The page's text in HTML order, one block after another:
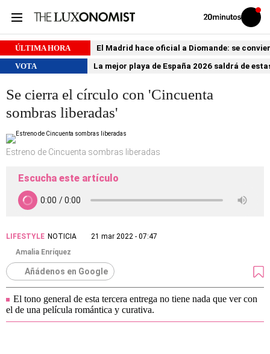
Volver
Iniciar
sesión
ÚLTIMA HORA
El Madrid hace oficial a Diomande: se
VOTA
La mejor playa de España 2026 saldrá de
Se cierra el círculo con 'Cincuenta
sombras liberadas'
Estreno de Cincuenta sombras liberadas
Escucha este artículo
LIFESTYLE NOTICIA
21 mar 2022 - 07:47
Amalia Enríquez
Añádenos en Google
El tono general de esta tercera entrega no tiene nada que ver con
el de una película romántica y curativa.